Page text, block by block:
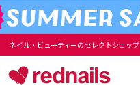
ネイル・ビューティーのセレクトショップ